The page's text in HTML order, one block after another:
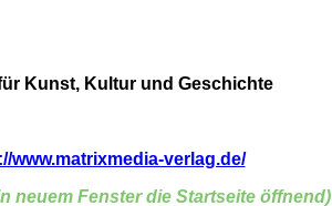
Kunst, Kultur und Geschichte
www.matrixmedia-verlag.de/
neuem Fenster die Startseite öffnend)